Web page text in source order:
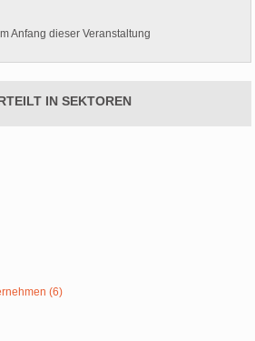
Anfang dieser Veranstaltung
IN SEKTOREN
(6)